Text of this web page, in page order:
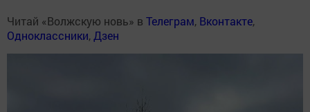
Читай «Волжскую новь» в Телеграм, Вконтакте,
Одноклассники, Дзен